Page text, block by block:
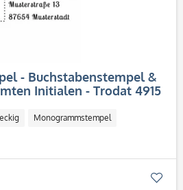
- Buchstabenstempel &
Initialen - Trodat 4915
Monogrammstempel